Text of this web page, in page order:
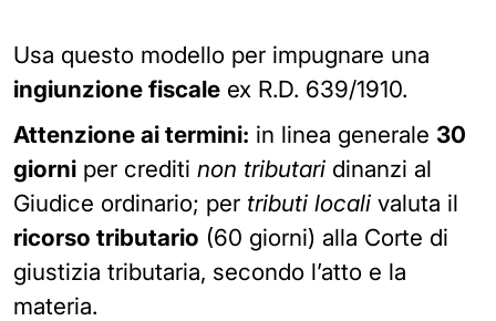
Usa questo modello per impugnare una
ingiunzione fiscale ex R.D. 639/1910.
Attenzione ai termini: in linea generale 30
giorni per crediti non tributari dinanzi al
Giudice ordinario; per tributi locali valuta il
ricorso tributario (60 giorni) alla Corte di
giustizia tributaria, secondo l’atto e la
materia.